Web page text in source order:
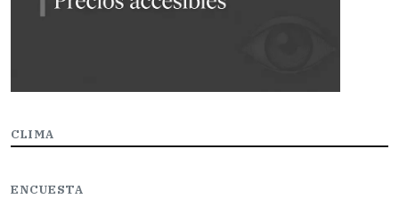
CLIMA
ENCUESTA